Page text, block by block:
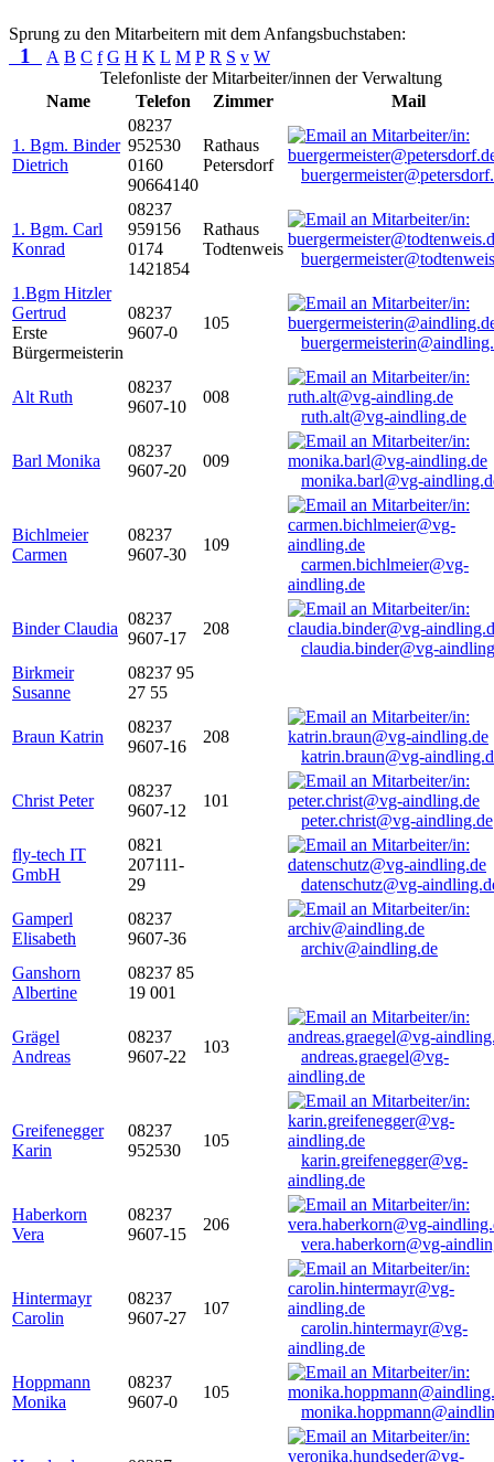
Sprung zu den Mitarbeitern mit dem Anfangsbuchstaben:
1 A B C f G H K L M P R S v W
Telefonliste der Mitarbeiter/innen der Verwaltung
Name
Telefon Zimmer Mail
1. Bgm. Binder
Dietrich
08237
952530
0160
90664140
Rathaus
Petersdorf
1. Bgm. Carl
Konrad
08237
959156
0174
1421854
Rathaus
Todtenweis
1.Bgm Hitzler
Gertrud
Erste
Bürgermeisterin
08237
9607-0
105
Alt Ruth
08237
9607-10
008
ruth.alt@vg-aindling.de
Barl Monika
08237
9607-20
009
monika.barl@vg-
Bichlmeier
Carmen
08237
9607-30
109
carmen.bichlmeier@vg-
aindling.de
Binder Claudia
08237
9607-17
208
claudia.binder@vg-
Birkmeir
Susanne
08237 95
27 55
Braun Katrin
08237
9607-16
208
katrin.braun@vg-
Christ Peter
08237
9607-12
101
peter.christ@vg-aindling.de
fly-tech IT
GmbH
0821
207111-
29
datenschutz@vg-
Gamperl
Elisabeth
08237
9607-36
archiv@aindling.de
Ganshorn
Albertine
08237 85
19 001
Grägel
Andreas
08237
9607-22
103
andreas.graegel@vg-
aindling.de
Greifenegger
Karin
08237
952530
105
karin.greifenegger@vg-
aindling.de
Haberkorn
Vera
08237
9607-15
206
vera.haberkorn@vg-
Hintermayr
Carolin
08237
9607-27
107
carolin.hintermayr@vg-
aindling.de
Hoppmann
Monika
08237
9607-0
105